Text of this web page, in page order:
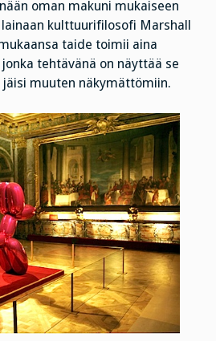
oman makuni mukaiseen
kulttuurifilosofi Marshall
taide toimii aina
jonka tehtävänä on näyttää se
muuten näkymättömiin.